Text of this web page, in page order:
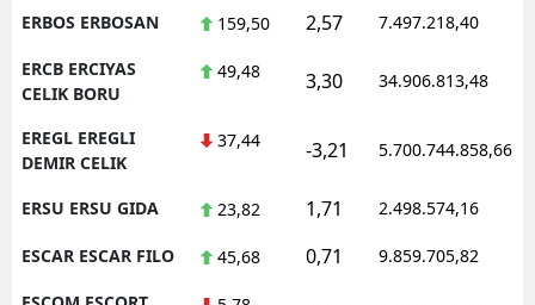
ERBOS ERBOSAN 159,50 2,57 7.497.218,40
ERCB ERCIYAS
CELIK BORU
49,48 3,30 34.906.813,48
EREGL EREGLI
DEMIR CELIK
37,44 -3,21 5.700.744.858,66
ERSU ERSU GIDA 23,82 1,71 2.498.574,16
ESCAR ESCAR FILO 45,68 0,71 9.859.705,82